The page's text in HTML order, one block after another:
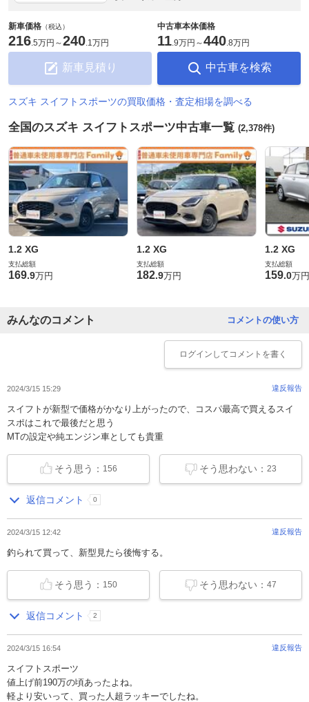
新車価格 （税込）
216 5万円 ～240 1万円
新車見積り
中古車本体価格
11 9万円 ～440 8万円
中古車を検索
スズキ スイフトスポーツの買取価格・査定相場を調べる
全国のスズキ スイフトスポーツ中古車一覧 (2,378件)
1.2 XG
支払総額
169.9万円
1.2 XG
支払総額
182.9万円
1.2 XG
支払総額
159.0万円
コメントの使い方
みんなのコメント
ログイン してコメントを書く
2024/3/15 15:29 違反報告
スイフトが新型で価格がかなり上がったので、コスパ最高で買えるスイ
スポはこれで最後だと思う
MTの設定や純エンジン車としても貴重
そう思わない： 23
そう思う： 156
返信コメント 0
2024/3/15 12:42 違反報告
釣られて買って、新型見たら後悔する。
そう思わない： 47
そう思う： 150
返信コメント 2
2024/3/15 16:54 違反報告
スイフトスポーツ
値上げ前190万の頃あったよね。
軽より安いって、買った人超ラッキーでしたね。